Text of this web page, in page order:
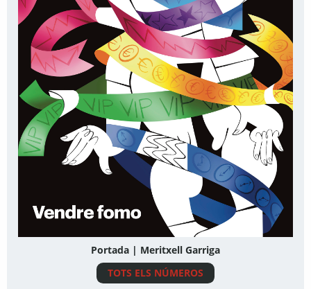
Portada | Meritxell Garriga
TOTS ELS NÚMEROS